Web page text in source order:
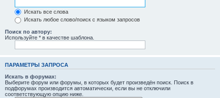
Искать все слова
Искать любое слово/поиск с языком запросов
Поиск по автору:
Используйте * в качестве шаблона.
ПАРАМЕТРЫ ЗАПРОСА
Искать в форумах:
Выберите форум или форумы, в которых будет произведён поиск. Поиск в
подфорумах производится автоматически, если вы не отключили
соответствующую опцию ниже.